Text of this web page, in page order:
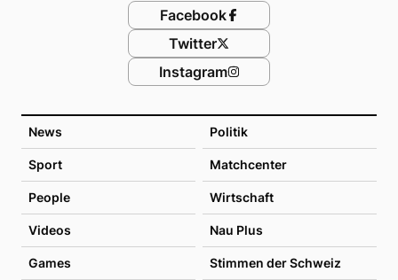
News Politik
Sport Matchcenter
People Wirtschaft
Videos Nau Plus
Games Stimmen der Schweiz
Facebook
Twitter
Instagram